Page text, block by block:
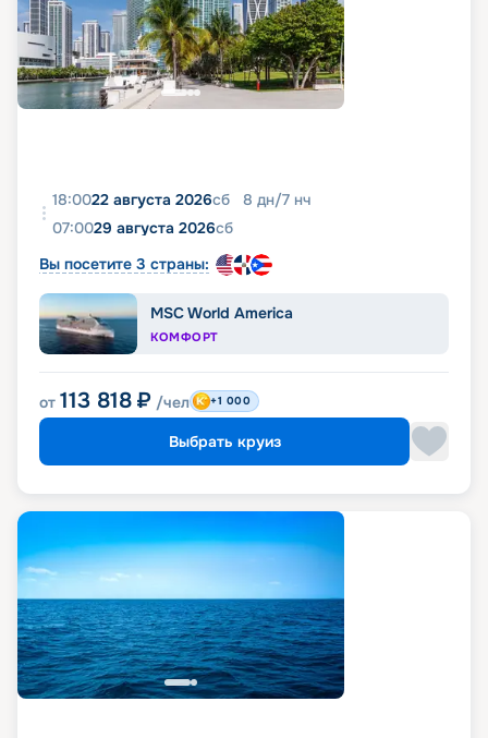
18:0022 августа 2026сб 8 дн/7 нч
07:0029 августа 2026сб
Вы посетите 3 страны:
MSC World America
КОМФОРТ
от 113 818 ₽ /чел +1 000
Выбрать круиз